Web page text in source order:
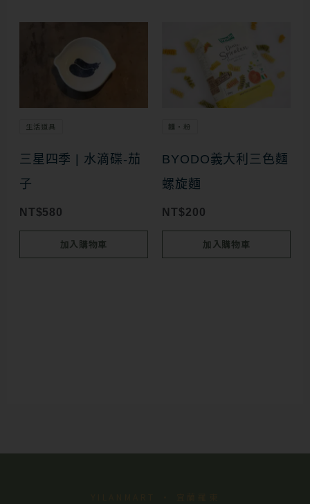
生活道具
三星四季 | 水滴碟-茄
子
NT$580
加入購物車
麵・粉
BYODO義大利三色麵
螺旋麵
NT$200
加入購物車